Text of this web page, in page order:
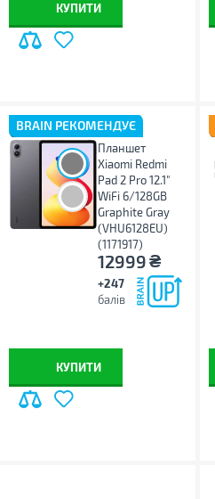
КУПИТИ
BRAIN РЕКОМЕНДУЄ
Планшет
Xiaomi Redmi
Pad 2 Pro 12.1"
WiFi 6/128GB
Graphite Gray
(VHU6128EU)
(1171917)
12999₴
+247
балів
КУПИТИ